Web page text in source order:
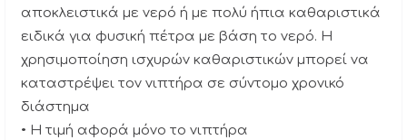
αποκλειστικά με νερό ή με πολύ ήπια καθαριστικά
ειδικά για φυσική πέτρα με βάση το νερό. Η
χρησιμοποίηση ισχυρών καθαριστικών μπορεί να
καταστρέψει τον νιπτήρα σε σύντομο χρονικό
διάστημα
• Η τιμή αφορά μόνο το νιπτήρα